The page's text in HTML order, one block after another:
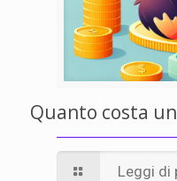
Quanto costa
Leggi di